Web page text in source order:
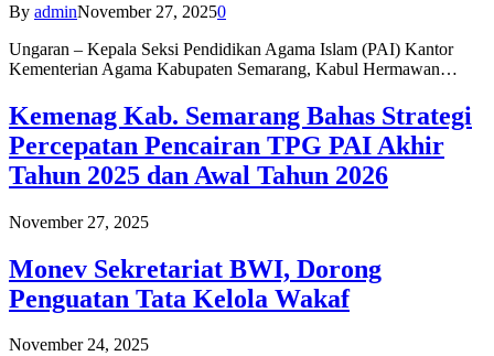
By adminNovember 27, 20250
Ungaran – Kepala Seksi Pendidikan Agama Islam (PAI) Kantor
Kementerian Agama Kabupaten Semarang, Kabul Hermawan…
Kemenag Kab. Semarang Bahas Strategi
Percepatan Pencairan TPG PAI Akhir
Tahun 2025 dan Awal Tahun 2026
November 27, 2025
Monev Sekretariat BWI, Dorong
Penguatan Tata Kelola Wakaf
November 24, 2025